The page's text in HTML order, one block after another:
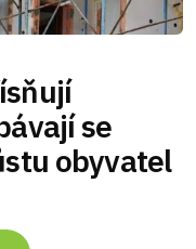
se
obyvatel